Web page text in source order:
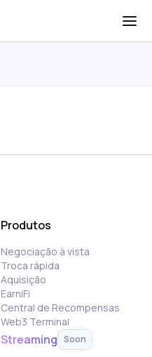
Produtos
Negociação à vista
Troca rápida
Aquisição
EarniFi
Central de Recompensas
Web3 Terminal
Streaming Soon